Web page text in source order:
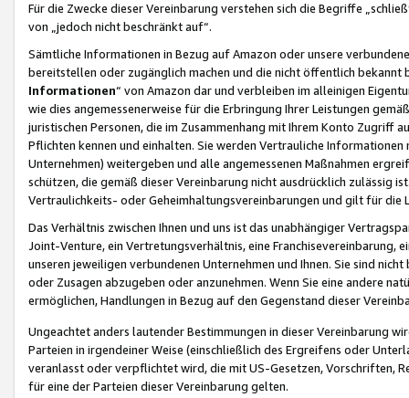
Für die Zwecke dieser Vereinbarung verstehen sich die Begriffe
von „jedoch nicht beschränkt auf“.
Sämtliche Informationen in Bezug auf Amazon oder unsere
bereitstellen oder zugänglich machen und die nicht öffentlich
Informationen“ von Amazon dar und verbleiben im alleinigen
wie dies angemessenerweise für die Erbringung Ihrer Leistungen
juristischen Personen, die im Zusammenhang mit Ihrem Konto
Pflichten kennen und einhalten. Sie werden Vertrauliche
Unternehmen) weitergeben und alle angemessenen Maßnahmen
schützen, die gemäß dieser Vereinbarung nicht ausdrücklich zulässig
Vertraulichkeits- oder Geheimhaltungsvereinbarungen und gilt für die
Das Verhältnis zwischen Ihnen und uns ist das unabhängiger
Joint-Venture, ein Vertretungsverhältnis, eine Franchisevereinbarung,
unseren jeweiligen verbundenen Unternehmen und Ihnen. Sie sind
oder Zusagen abzugeben oder anzunehmen. Wenn Sie eine andere
ermöglichen, Handlungen in Bezug auf den Gegenstand dieser
Ungeachtet anders lautender Bestimmungen in dieser Vereinbarung
Parteien in irgendeiner Weise (einschließlich des Ergreifens oder
veranlasst oder verpflichtet wird, die mit US-Gesetzen, Vorschriften,
für eine der Parteien dieser Vereinbarung gelten.